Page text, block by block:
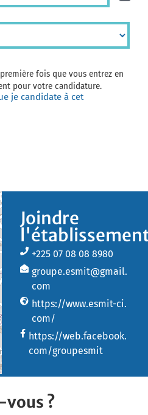
fois que vous entrez en
pour votre candidature.
je candidate à cet
Joindre
+225 07 08 08 8980
groupe.esmit@gmail.
com
https://www.esmit-ci.
com/
https://web.facebook.
com/groupesmit
?